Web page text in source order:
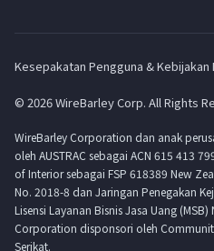
Kesepakatan Pengguna & Kebijakan
© 2026 WireBarley Corp. All Rights
WireBarley Corporation dan anak
oleh AUSTRAC sebagai ACN 615 413
of Interior sebagai FSP 618389 New
No. 2018-8 dan Jaringan Penegakan
Lisensi Layanan Bisnis Jasa Uang
Corporation disponsori oleh
Serikat.